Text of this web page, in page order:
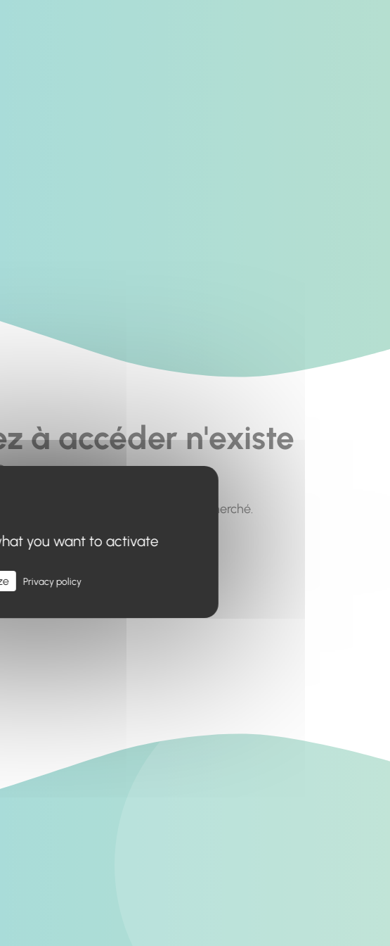
à accéder n'existe
le menu pour trouver le contenu recherché.
you want to activate
Privacy policy